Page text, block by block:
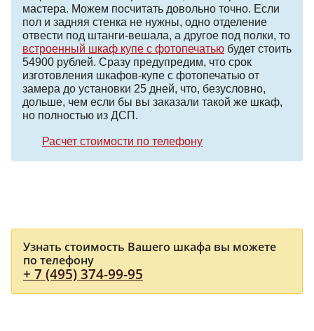
мастера. Можем посчитать довольно точно. Если
пол и задняя стенка не нужны, одно отделение
отвести под штанги-вешала, а другое под полки, то
встроенный шкаф купе с фотопечатью будет стоить
54900 рублей. Сразу предупредим, что срок
изготовления шкафов-купе с фотопечатью от
замера до установки 25 дней, что, безусловно,
дольше, чем если бы вы заказали такой же шкаф,
но полностью из ДСП.
Расчет стоимости по телефону
Узнать стоимость Вашего шкафа вы можете
по телефону
+ 7 (495) 374-99-95